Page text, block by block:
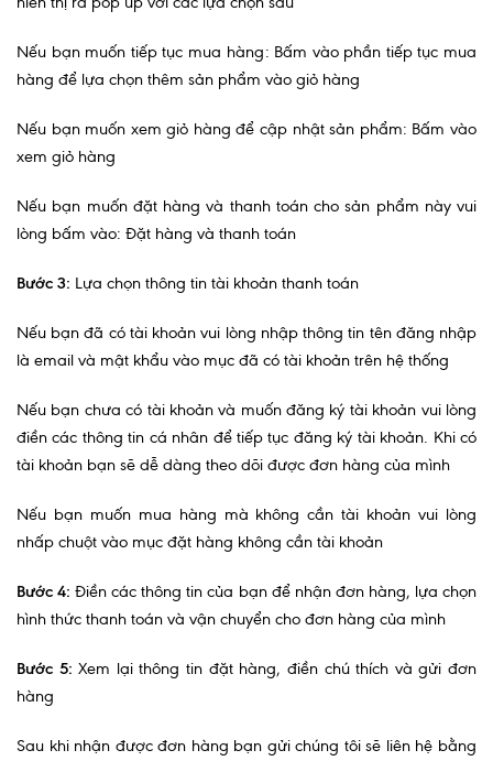
TRANG CHỦ
Quy trình khám BHYT
Hồ sơ năng lực phòng khám
Thông tin y tế
Tin sự kiện
Báo chí nói về chúng tôi
DỊCH VỤ
Các chuyên khoa tại Phòng khám
Nội
Ngoại
Sản - Phụ Khoa
Nếu bạn muốn tiếp tục mua hàng: Bấm vào phần tiếp tục mua
hàng để lựa chọn thêm sản phẩm vào giỏ hàng
Nếu bạn muốn xem giỏ hàng để cập nhật sản phẩm: Bấm vào
xem giỏ hàng
Nếu bạn muốn đặt hàng và thanh toán cho sản phẩm này vui
lòng bấm vào: Đặt hàng và thanh toán
Bước 3: Lựa chọn thông tin tài khoản thanh toán
Nếu bạn đã có tài khoản vui lòng nhập thông tin tên đăng nhập
là email và mật khẩu vào mục đã có tài khoản trên hệ thống
Nếu bạn chưa có tài khoản và muốn đăng ký tài khoản vui lòng
điền các thông tin cá nhân để tiếp tục đăng ký tài khoản. Khi có
tài khoản bạn sẽ dễ dàng theo dõi được đơn hàng của mình
Nếu bạn muốn mua hàng mà không cần tài khoản vui lòng
nhấp chuột vào mục đặt hàng không cần tài khoản
Bước 4: Điền các thông tin của bạn để nhận đơn hàng, lựa chọn
hình thức thanh toán và vận chuyển cho đơn hàng của mình
Bước 5: Xem lại thông tin đặt hàng, điền chú thích và gửi đơn
hàng
Sau khi nhận được đơn hàng bạn gửi chúng tôi sẽ liên hệ bằng